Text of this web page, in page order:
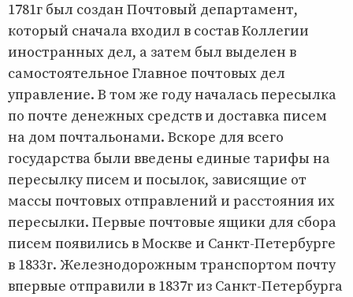
1781г был создан Почтовый департамент,
который сначала входил в состав Коллегии
иностранных дел, а затем был выделен в
самостоятельное Главное почтовых дел
управление. В том же году началась пересылка
по почте денежных средств и доставка писем
на дом почтальонами. Вскоре для всего
государства были введены единые тарифы на
пересылку писем и посылок, зависящие от
массы почтовых отправлений и расстояния их
пересылки. Первые почтовые ящики для сбора
писем появились в Москве и Санкт-Петербурге
в 1833г. Железнодорожным транспортом почту
впервые отправили в 1837г из Санкт-Петербурга